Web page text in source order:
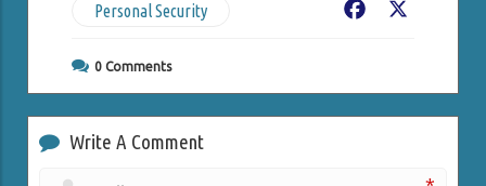
Personal Security Facebook
0 Comments
Write A Comment